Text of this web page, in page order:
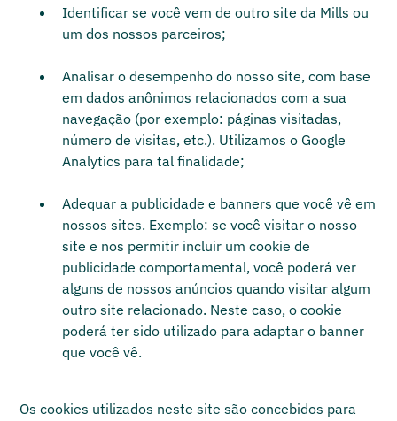
Identificar se você vem de outro site da Mills ou
um dos nossos parceiros;
Analisar o desempenho do nosso site, com base
em dados anônimos relacionados com a sua
navegação (por exemplo: páginas visitadas,
número de visitas, etc.). Utilizamos o Google
Analytics para tal finalidade;
Adequar a publicidade e banners que você vê em
nossos sites. Exemplo: se você visitar o nosso
site e nos permitir incluir um cookie de
publicidade comportamental, você poderá ver
alguns de nossos anúncios quando visitar algum
outro site relacionado. Neste caso, o cookie
poderá ter sido utilizado para adaptar o banner
que você vê.
Os cookies utilizados neste site são concebidos para